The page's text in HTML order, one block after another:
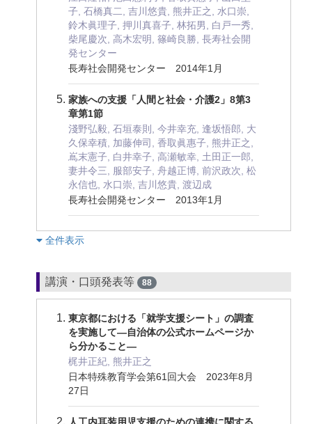
子, 石橋真二, 吉川悠貴, 熊井正之, 水口崇,
鈴木眞理子, 押川真喜子, 林拓男, 白戸一秀,
柴尾慶次, 高木宏明, 篠崎良勝, 長寿社会開
発センター
長寿社会開発センター 2014年1月
家族への支援「人間と社会・介護2」8第3
章第1節
淺野弘毅, 石垣泰則, 今井幸充, 逢坂悟郎, 大
久保幸積, 加藤伸司, 香取眞惠子, 熊井正之,
嶌末憲子, 白井幸子, 高瀬敏幸, 土田正一郎,
妻井令三, 服部安子, 舟越正博, 前沢政次, 松
永信也, 水口崇, 吉川悠貴, 渡辺成
長寿社会開発センター 2013年1月
︎全件表示
講演・口頭発表等 88
東京都における「就学支援シート」の調査
を実施して―自治体の公式ホームページか
ら分かること―
梶井正紀, 熊井正之
日本特殊教育学会第61回大会 2023年8月
27日
人工内耳装用児支援のための連携に関する